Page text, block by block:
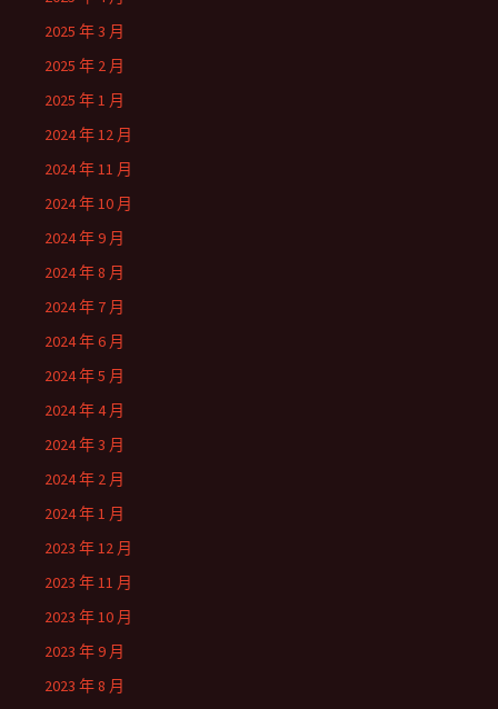
2025 年 3 月
2025 年 2 月
2025 年 1 月
2024 年 12 月
2024 年 11 月
2024 年 10 月
2024 年 9 月
2024 年 8 月
2024 年 7 月
2024 年 6 月
2024 年 5 月
2024 年 4 月
2024 年 3 月
2024 年 2 月
2024 年 1 月
2023 年 12 月
2023 年 11 月
2023 年 10 月
2023 年 9 月
2023 年 8 月